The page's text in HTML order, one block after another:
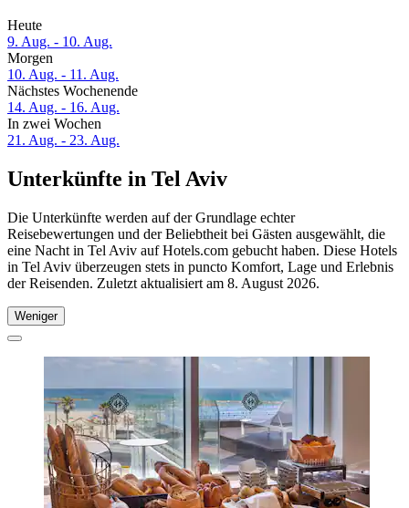
Heute
9. Aug. - 10. Aug.
Morgen
10. Aug. - 11. Aug.
Nächstes Wochenende
14. Aug. - 16. Aug.
In zwei Wochen
21. Aug. - 23. Aug.
Unterkünfte in Tel Aviv
Die Unterkünfte werden auf der Grundlage echter
Reisebewertungen und der Beliebtheit bei Gästen ausgewählt, die
eine Nacht in Tel Aviv auf Hotels.com gebucht haben. Diese Hotels
in Tel Aviv überzeugen stets in puncto Komfort, Lage und Erlebnis
der Reisenden. Zuletzt aktualisiert am 8. August 2026.
Weniger